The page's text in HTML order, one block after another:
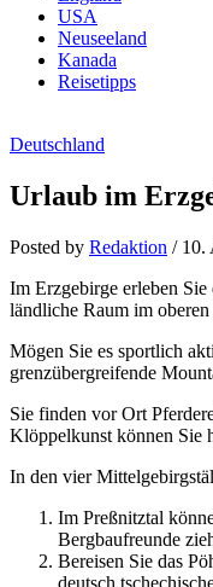
USA
Neuseeland
Kanada
Reisetipps
Deutschland
Urlaub im
Posted by Redaktion / 10.
Im Erzgebirge erleben
ländliche Raum im
Mögen Sie es sportlich
grenzübergreifende
Sie finden vor Ort
Klöppelkunst können Sie
In den vier
Im Preßnitztal
Bergbaufreunde
Bereisen Sie das
deutsch